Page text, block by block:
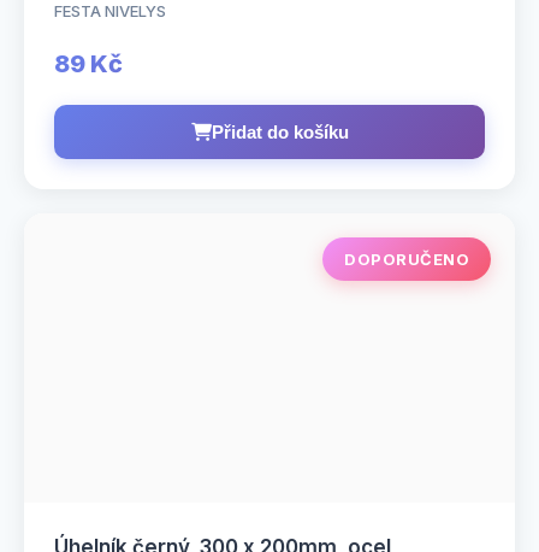
FESTA NIVELYS
89 Kč
Přidat do košíku
DOPORUČENO
Úhelník černý, 300 x 200mm, ocel